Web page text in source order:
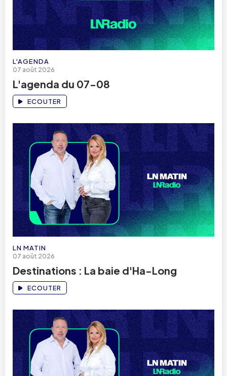
L'AGENDA
07 août 2026
L'agenda du 07-08
ECOUTER
LN MATIN
07 août 2026
Destinations : La baie d'Ha-Long
ECOUTER